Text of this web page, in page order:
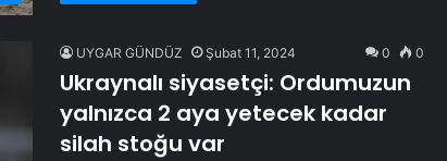
UYGAR GÜNDÜZ Şubat 11, 2024 0 0
Ukraynalı siyasetçi: Ordumuzun
yalnızca 2 aya yetecek kadar
silah stoğu var